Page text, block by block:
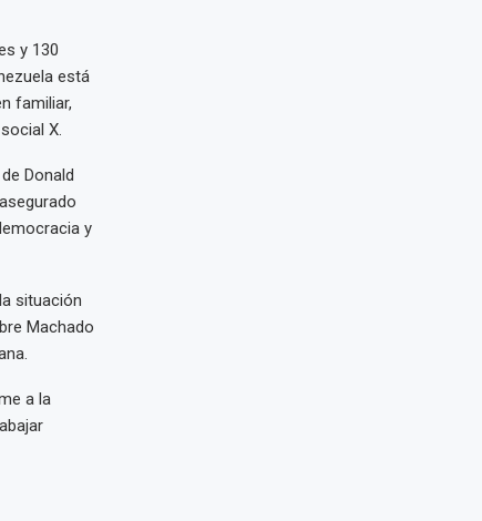
y 130
está
familiar,
X.
Donald
y
situación
Machado
a la